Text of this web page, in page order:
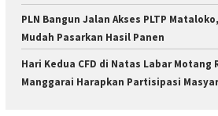
PLN Bangun Jalan Akses PLTP
Mudah Pasarkan Hasil Panen
Hari Kedua CFD di Natas Labar Motang
Manggarai Harapkan Partisipasi